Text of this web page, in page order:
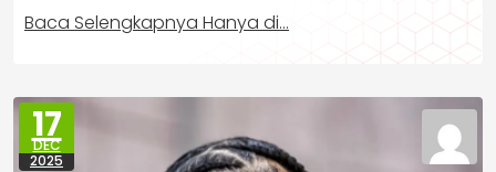
Baca Selengkapnya Hanya di…
17
DEC
2025